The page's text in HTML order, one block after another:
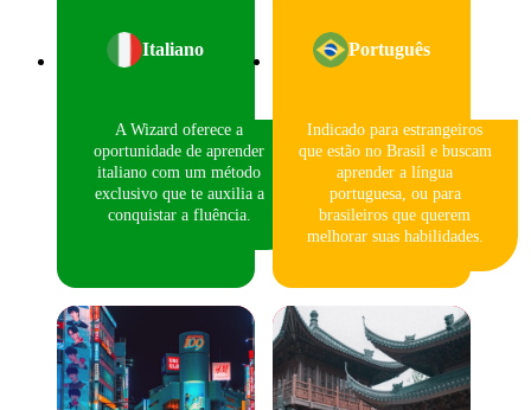
Italiano
A Wizard oferece a
oportunidade de aprender
italiano com um método
exclusivo que te auxilia a
conquistar a fluência.
Português
Indicado para estrangeiros
que estão no Brasil e buscam
aprender a língua
portuguesa, ou para
brasileiros que querem
melhorar suas habilidades.